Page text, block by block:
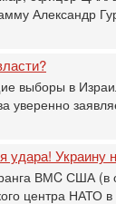
Александр
выборы в
Украину
ВМC США
центра НАТО